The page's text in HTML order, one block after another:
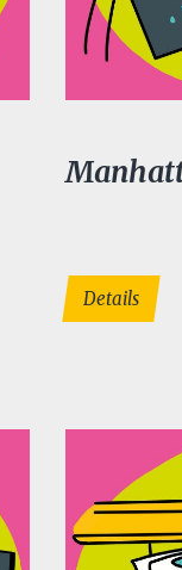
Details